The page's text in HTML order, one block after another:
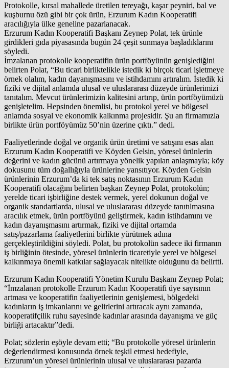
Protokolle, kırsal mahallede üretilen tereyağı, kaşar peyniri, bal ve
kuşburnu özü gibi bir çok ürün, Erzurum Kadın Kooperatifi
aracılığıyla ülke geneline pazarlanacak.
Erzurum Kadın Kooperatifi Başkanı Zeynep Polat, tek ürünle
girdikleri gıda piyasasında bugün 24 çeşit sunmaya başladıklarını
söyledi.
İmzalanan protokolle kooperatifin ürün portföyünün genişlediğini
belirten Polat, “Bu ticari birliktelikle istedik ki birçok ticari işletmeye
örnek olalım, kadın dayanışmasını ve istihdamını artıralım. İstedik ki
fiziki ve dijital anlamda ulusal ve uluslararası düzeyde ürünlerimizi
tanıtalım. Mevcut ürünlerimizin kalitesini artırıp, ürün portföyümüzü
genişletelim. Hepsinden önemlisi, bu protokol yerel ve bölgesel
anlamda sosyal ve ekonomik kalkınma projesidir. Şu an firmamızla
birlikte ürün portföyümüz 50’nin üzerine çıktı.” dedi.
Faaliyetlerinde doğal ve organik ürün üretimi ve satışını esas alan
Erzurum Kadın Kooperatifi ve Köyden Gelsin, yöresel ürünlerin
değerini ve kadın gücünü artırmaya yönelik yapılan anlaşmayla; köy
dokusunu tüm doğallığıyla ürünlerine yansıtıyor. Köyden Gelsin
ürünlerinin Erzurum’da ki tek satış noktasının Erzurum Kadın
Kooperatifi olacağını belirten başkan Zeynep Polat, protokolün;
yerelde ticari işbirliğine destek vermek, yerel dokunun doğal ve
organik standartlarda, ulusal ve uluslararası düzeyde tanıtılmasına
aracılık etmek, ürün portföyünü geliştirmek, kadın istihdamını ve
kadın dayanışmasını artırmak, fiziki ve dijital ortamda
satış/pazarlama faaliyetlerini birlikte yürütmek adına
gerçekleştirildiğini söyledi. Polat, bu protokolün sadece iki firmanın
iş birliğinin ötesinde, yöresel ürünlerin ticaretiyle yerel ve bölgesel
kalkınmaya önemli katkılar sağlayacak nitelikte olduğunu da belirtti.
Erzurum Kadın Kooperatifi Yönetim Kurulu Başkanı Zeynep Polat;
“İmzalanan protokolle Erzurum Kadın Kooperatifi üye sayısının
artması ve kooperatifin faaliyetlerinin genişlemesi, bölgedeki
kadınların iş imkanlarını ve gelirlerini artıracak aynı zamanda,
kooperatifçilik ruhu sayesinde kadınlar arasında dayanışma ve güç
birliği artacaktır”dedi.
Polat; sözlerin eşöyle devam etti; “Bu protokolle yöresel ürünlerin
değerlendirmesi konusunda örnek teşkil etmesi hedefiyle,
Erzurum’un yöresel ürünlerinin ulusal ve uluslararası pazarda